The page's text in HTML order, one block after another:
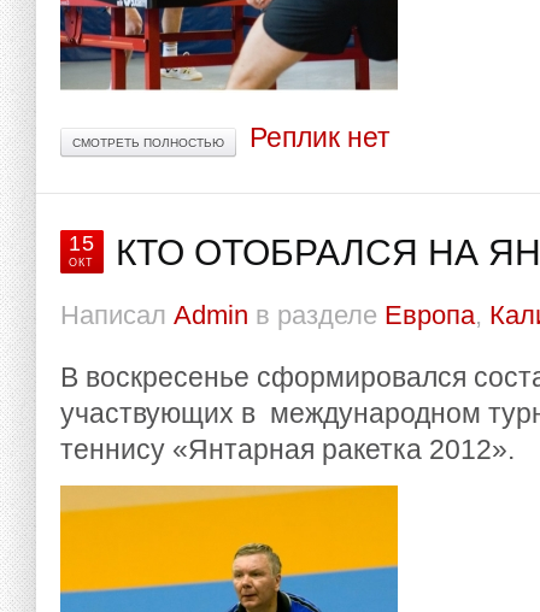
СМОТРЕТЬ ПОЛНОСТЬЮ Реплик нет
15
ОКТ КТО ОТОБРАЛСЯ НА
Написал Admin в разделе Европа,
В воскресенье сформировался
участвующих в международном
теннису «Янтарная ракетка 2012».